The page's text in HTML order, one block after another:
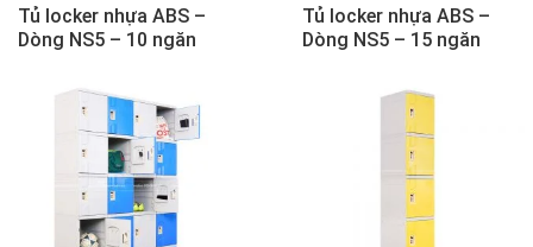
Tủ locker nhựa ABS –
Dòng NS5 – 10 ngăn
Tủ locker nhựa ABS –
Dòng NS5 – 15 ngăn